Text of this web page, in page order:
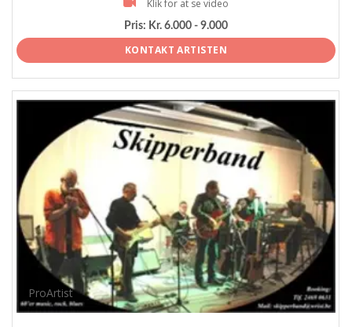
Klik for at se video
Pris: Kr. 6.000 - 9.000
KONTAKT ARTISTEN
ProArtist